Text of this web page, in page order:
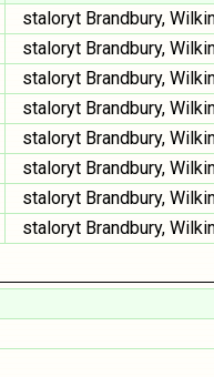
staloryt Brandbury,
staloryt Brandbury,
staloryt Brandbury,
staloryt Brandbury,
staloryt Brandbury,
staloryt Brandbury,
staloryt Brandbury,
staloryt Brandbury,